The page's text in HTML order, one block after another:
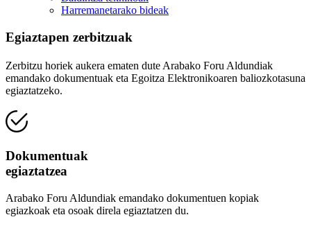
Harremanetarako bideak
Egiaztapen zerbitzuak
Zerbitzu horiek aukera ematen dute Arabako Foru Aldundiak
emandako dokumentuak eta Egoitza Elektronikoaren baliozkotasuna
egiaztatzeko.
Dokumentuak
egiaztatzea
Arabako Foru Aldundiak emandako dokumentuen kopiak
egiazkoak eta osoak direla egiaztatzen du.